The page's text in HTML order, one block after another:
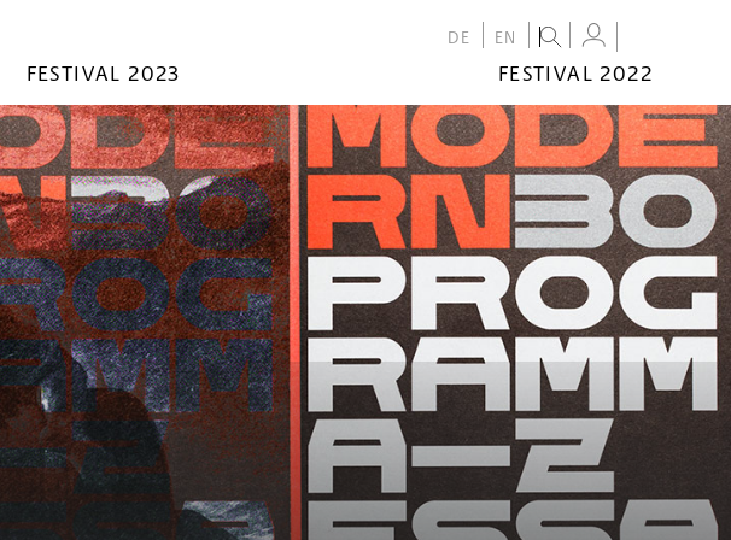
DE EN
FESTIVAL 2023
FESTIVAL 2022
FESTIVAL
2022
CALENDAR
VENUES